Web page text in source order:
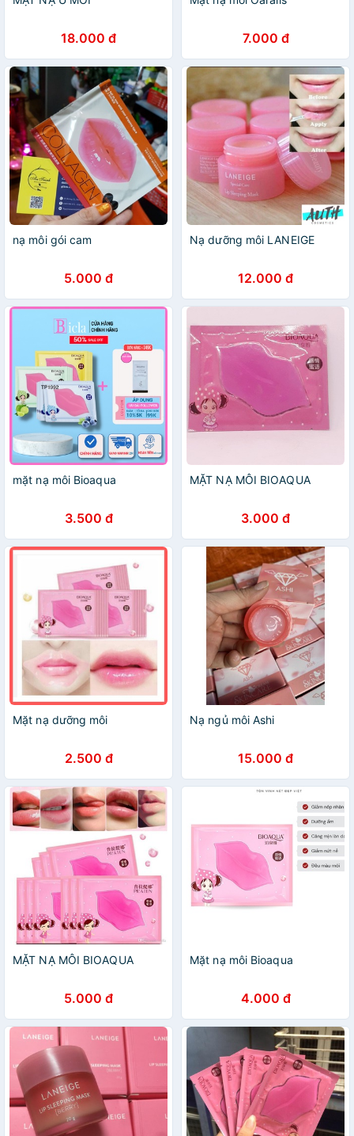
18.000 đ 7.000 đ
nạ môi gói cam
5.000 đ
Nạ dưỡng môi LANEIGE
12.000 đ
mặt nạ môi Bioaqua
3.500 đ
MẶT NẠ MÔI BIOAQUA
3.000 đ
Mặt nạ dưỡng môi
2.500 đ
Nạ ngủ môi Ashi
15.000 đ
MẶT NẠ MÔI BIOAQUA
5.000 đ
Mặt nạ môi Bioaqua
4.000 đ